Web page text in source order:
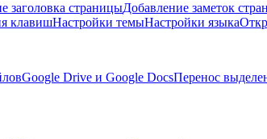
заголовка страницыДобавление заметок
клавишНастройки темыНастройки языка
Google Drive и Google DocsПеренос